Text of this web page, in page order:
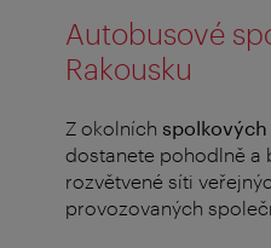
Autobusové
Rakousku
Z okolních spolkových
dostanete pohodlně a
rozvětvené síti
provozovaných